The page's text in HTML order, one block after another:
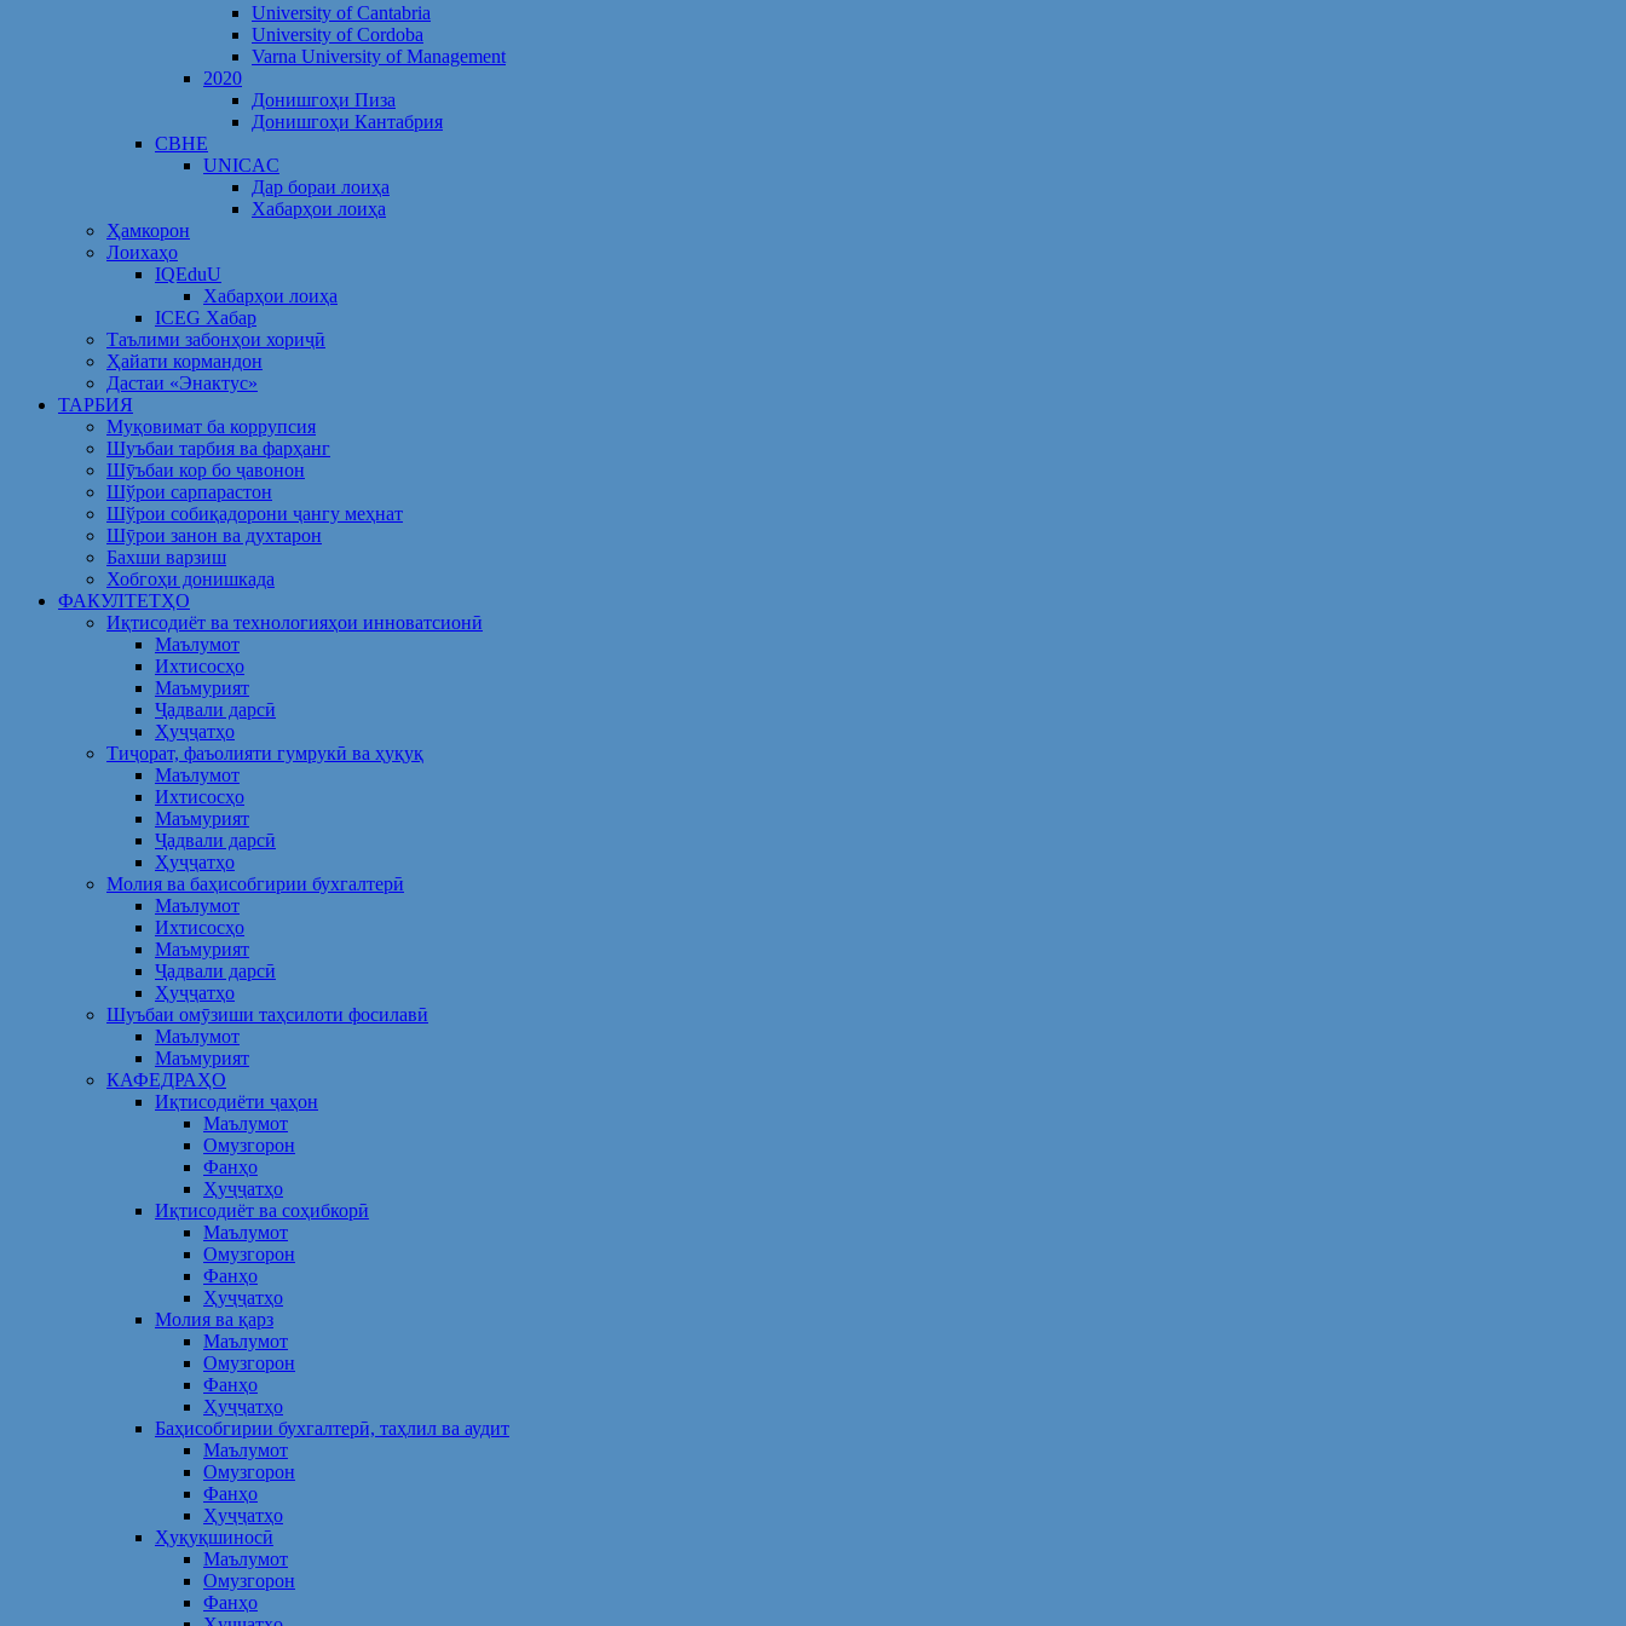
University of Cantabria
University of Cordoba
Varna University of Management
2020
Донишгоҳи Пиза
Донишгоҳи Кантабрия
CBHE
UNICAC
Дар бораи лоиҳа
Хабарҳои лоиҳа
Ҳамкорон
Лоихаҳо
IQEduU
Хабарҳои лоиҳа
ICEG Хабар
Таълими забонҳои хориҷӣ
Ҳайати кормандон
Дастаи «Энактус»
ТАРБИЯ
Муқовимат ба коррупсия
Шуъбаи тарбия ва фарҳанг
Шӯъбаи кор бо ҷавонон
Шўрои сарпарастон
Шўрои собиқадорони ҷангу меҳнат
Шӯрои занон ва духтарон
Бахши варзиш
Хобгоҳи донишкада
ФАКУЛТЕТҲО
Иқтисодиёт ва технологияҳои инноватсионӣ
Маълумот
Ихтисосҳо
Маъмурият
Ҷадвали дарсӣ
Ҳуҷҷатҳо
Тиҷорат, фаъолияти гумрукӣ ва ҳуқуқ
Маълумот
Ихтисосҳо
Маъмурият
Ҷадвали дарсӣ
Ҳуҷҷатҳо
Молия ва баҳисобгирии бухгалтерӣ
Маълумот
Ихтисосҳо
Маъмурият
Ҷадвали дарсӣ
Ҳуҷҷатҳо
Шуъбаи омӯзиши таҳсилоти фосилавӣ
Маълумот
Маъмурият
КАФЕДРАҲО
Иқтисодиёти ҷаҳон
Маълумот
Омузгорон
Фанҳо
Ҳуҷҷатҳо
Иқтисодиёт ва соҳибкорӣ
Маълумот
Омузгорон
Фанҳо
Ҳуҷҷатҳо
Молия ва қарз
Маълумот
Омузгорон
Фанҳо
Ҳуҷҷатҳо
Баҳисобгирии бухгалтерӣ, таҳлил ва аудит
Маълумот
Омузгорон
Фанҳо
Ҳуҷҷатҳо
Ҳуқуқшиносӣ
Маълумот
Омузгорон
Фанҳо